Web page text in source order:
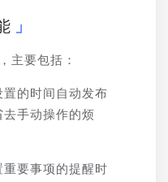
主要包括：
置的时间自动发布
手动操作的烦
重要事项的提醒时